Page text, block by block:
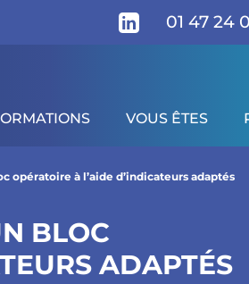
01 47 24
VOUS ÊTES
adaptés
Prérequis Modalités
opératoire à l’aide d’indicateurs adaptés
BLOC
ADAPTÉS